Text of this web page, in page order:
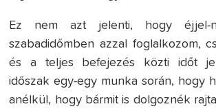
Ez nem azt jelenti, hogy éjjel-
szabadidőmben azzal foglalkozom,
és a teljes befejezés közti időt
időszak egy-egy munka során, hogy
anélkül, hogy bármit is dolgoznék